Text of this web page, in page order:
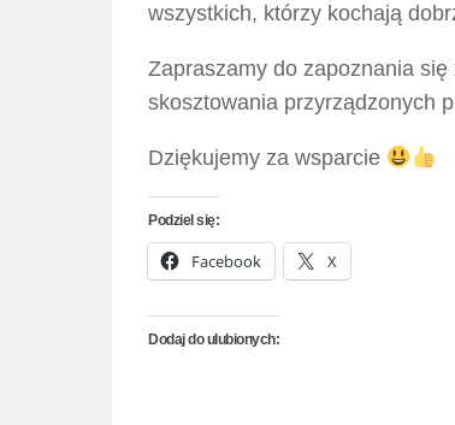
wszystkich, którzy kochają
Zapraszamy do zapoznania się
skosztowania przyrządzonych
Dziękujemy za wsparcie
Podziel się:
Facebook X
Dodaj do ulubionych: